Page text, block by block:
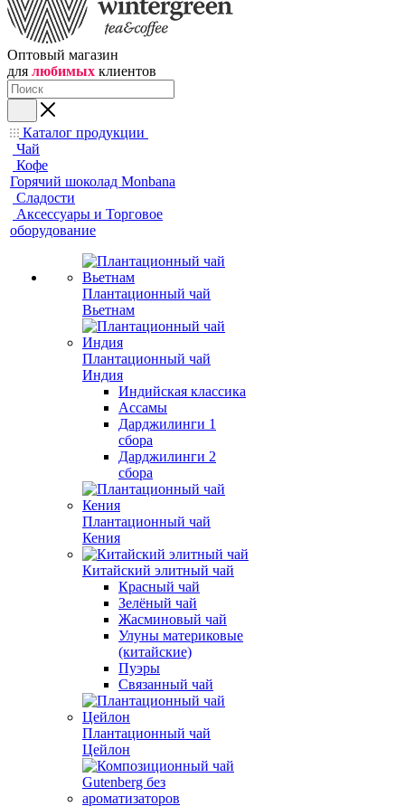
Оптовый магазин
для любимых клиентов
Каталог продукции
Чай
Кофе
Горячий шоколад Monbana
Сладости
Аксессуары и Торговое
оборудование
Плантационный чай
Вьетнам
Плантационный чай
Индия
Индийская классика
Ассамы
Дарджилинги 1
сбора
Дарджилинги 2
сбора
Плантационный чай
Кения
Китайский элитный чай
Красный чай
Зелёный чай
Жасминовый чай
Улуны материковые
(китайские)
Пуэры
Связанный чай
Плантационный чай
Цейлон